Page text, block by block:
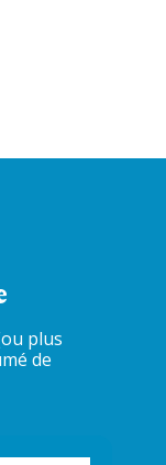
plus
de